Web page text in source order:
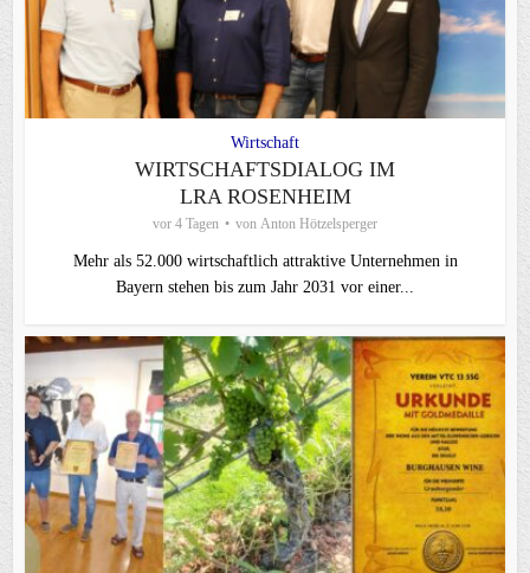
Wirtschaft
WIRTSCHAFTSDIALOG IM
LRA ROSENHEIM
vor 4 Tagen von Anton Hötzelsperger
Mehr als 52.000 wirtschaftlich attraktive Unternehmen in
Bayern stehen bis zum Jahr 2031 vor einer...